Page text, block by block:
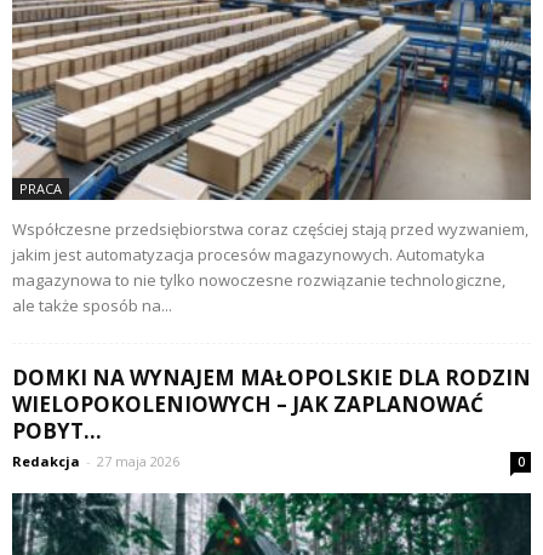
PRACA
Współczesne przedsiębiorstwa coraz częściej stają przed wyzwaniem,
jakim jest automatyzacja procesów magazynowych. Automatyka
magazynowa to nie tylko nowoczesne rozwiązanie technologiczne,
ale także sposób na...
DOMKI NA WYNAJEM MAŁOPOLSKIE DLA RODZIN
WIELOPOKOLENIOWYCH – JAK ZAPLANOWAĆ
POBYT...
Redakcja - 27 maja 2026 0